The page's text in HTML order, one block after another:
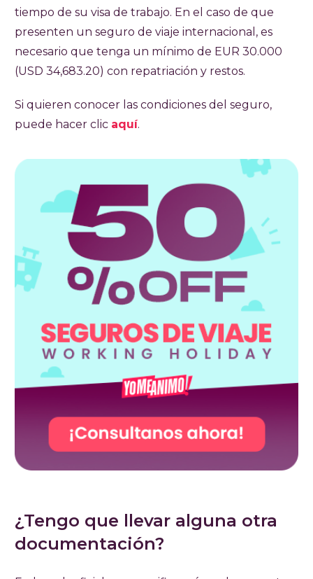
tiempo de su visa de trabajo. En el caso de que
presenten un seguro de viaje internacional, es
necesario que tenga un mínimo de EUR 30.000
(USD 34,683.20) con repatriación y restos.
Si quieren conocer las condiciones del seguro,
puede hacer clic aquí.
¿Tengo que llevar alguna otra
documentación?